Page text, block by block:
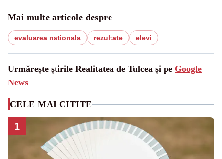
Mai multe articole despre
evaluarea nationala rezultate elevi
Urmărește știrile Realitatea de Tulcea și pe Google
News
CELE MAI CITITE
1